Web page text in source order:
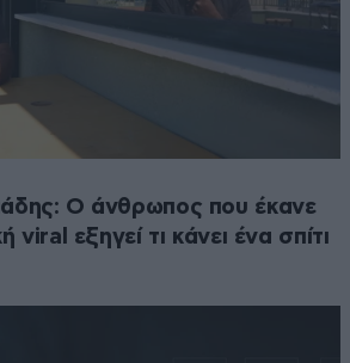
Ο άνθρωπος που έκανε
viral εξηγεί τι κάνει ένα σπίτι